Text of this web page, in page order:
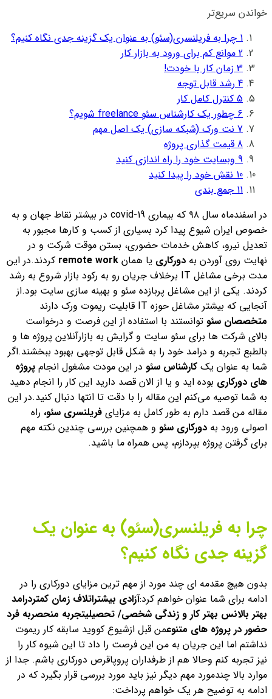
خواندن سریع‌تر
1 چرا به فریلنسری(سئو) به عنوان یک گزینه جدی نگاه کنیم؟
2 موانع کم برای ورود به بازار کار
3 زمان کار با خودت!
4 رشد قابل توجه
5 کنترل کامل کار
6 چطور یک کارشناس سئو freelance شویم؟
7 نت ورک (شبکه سازی) یک اصل مهم
8 قیمت گذاری پروژه
9 وبسایت خود را راه اندازی کنید
10 نقش خود را پیدا کنید
11 جمع بندی
در اسفندماه سال ۹۸ که بیماری covid-19 در بیشتر نقاط جهان و به
خصوص ایران شیوع پیدا کرد بسیاری از کسب و کارها مجبور به
تعدیل نیرو، کاهش خدمات حضوری، بستن موقت شرکت و در
نهایت روی آوردن به دورکاری یا همان remote work کردند.در این
مدت برخی مشاغل IT برخلاف جریان رو به رکود بازار شروع به رشد
کردند. یکی از این مشاغل پربازده سئو و بهینه سازی سایت بود.از
آنجایی که بیشتر مشاغل حوزه IT قابلیت ریموت ورک دارند
متخصصان سئو توانستند با استفاده از این فرصت و درخواست
بالای شرکت ها برای سئو سایت و گرایش به بازارآنلاین پروژه ها و
بالطبع تجربه و درامد خود را به شکل قابل توجهی بهبود ببخشند.اگر
شما به عنوان یک کارشناس سئو در این مودت مشغول انجام پروژه
های دورکاری بوده اید و یا از الان قصد دارید این کار را انجام دهید
به شما توصیه می‌کنم این مقاله را با دقت تا انتها دنبال کنید.در این
مقاله من قصد دارم به طور کامل به مزایای فریلنسری سئو، راه
اصولی ورود به دورکاری سئو و همچنین بررسی چندین نکته مهم
برای گرفتن پروژه بپردازم، پس همراه ما باشید.
چرا به فریلنسری(سئو) به عنوان یک
گزینه جدی نگاه کنیم؟
بدون هیچ مقدمه ای چند مورد از مهم ترین مزایای دورکاری را در
ادامه برای شما عنوان خواهم کرد:آزادی بیشتراتلاف زمان کمتردرامد
بهتر بالانس بهتر کار و زندگی شخصی/ تحصیلیتجربه منحصربه فرد
حضور در پروژه های متنوعمن قبل ازشیوع کووید سابقه کار ریموت
نداشتم اما این جریان به من این فرصت را داد تا این شیوه کار را
نیز تجربه کنم وحالا هم از طرفداران پروپاقرص دورکاری باشم. جدا از
موارد بالا چندمورد مهم دیگر نیز باید مورد بررسی قرار بگیرد که در
ادامه به توضیح هر یک خواهم پرداخت: